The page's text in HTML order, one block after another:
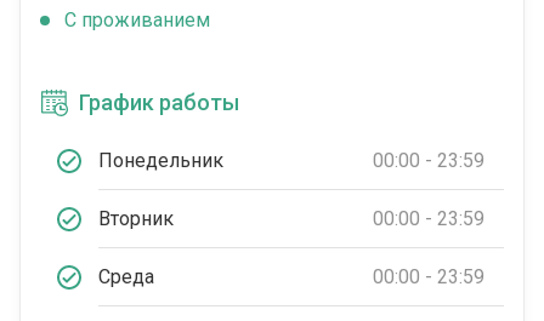
C проживанием
График работы
Понедельник 00:00 - 23:59
Вторник 00:00 - 23:59
Среда 00:00 - 23:59